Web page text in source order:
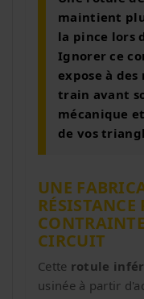
maintient
la pince lors
Ignorer ce
expose à
train avant
mécanique
de vos
UNE
RÉSISTANCE
CIRCUIT
Cette rotule
usinée à partir